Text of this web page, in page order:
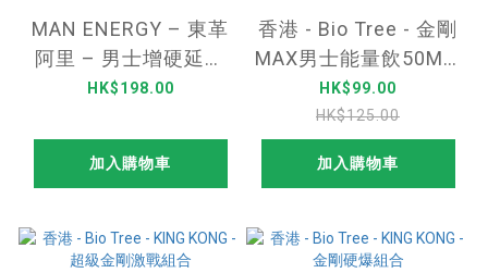
MAN ENERGY – 東革
阿里 – 男士增硬延時
含片 – 2塊
HK$198.00
加入購物車
香港 - Bio Tree - 金剛
MAX男士能量飲50ML-
勁硬配方
HK$99.00
HK$125.00
加入購物車